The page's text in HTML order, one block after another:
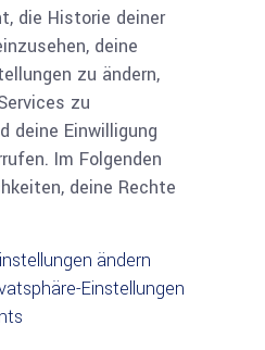
die Historie deiner
deine
zu ändern,
zu
deine Einwilligung
Im Folgenden
deine Rechte
ändern
Einstellungen